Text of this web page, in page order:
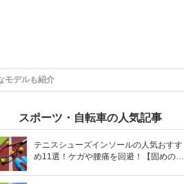
モデルも紹介
スポーツ・自転車の人気記事
テニスシューズインソールの人気おすす
め11選！ケガや腰痛を回避！【固めの素